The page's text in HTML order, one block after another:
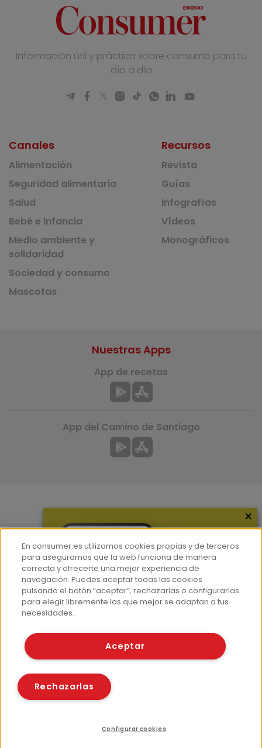
Información útil y práctica sobre consumo para tu
día a día
Canales
Alimentación
Seguridad alimentaria
Salud
Bebé e infancia
Medio ambiente y
solidaridad
Sociedad y consumo
Mascotas
Recursos
Revista
Guías
Infografías
Vídeos
Monográficos
Hemeroteca
Contacto
Prensa
Corpus Lingüístico Consumer
Nuestras Apps
App de recetas
App del Camino de Santiago
© Fundación EROSKI
Políticas de cookies
×
En consumer.es utilizamos cookies propias y de terceros
para asegurarnos que la web funciona de manera
correcta y ofrecerte una mejor experiencia de
navegación. Puedes aceptar todas las cookies
pulsando el botón “aceptar”, rechazarlas o configurarlas
para elegir libremente las que mejor se adaptan a tus
necesidades.
Aceptar
Rechazarlas
Configurar cookies